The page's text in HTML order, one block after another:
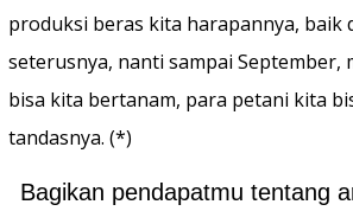
produksi beras kita harapannya, baik
seterusnya, nanti sampai September,
bisa kita bertanam, para petani kita
tandasnya. (*)
Bagikan pendapatmu tentang